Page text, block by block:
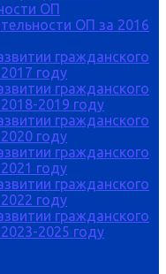
ОП
ОП за 2016
гражданского
году
гражданского
2019 году
гражданского
году
гражданского
году
гражданского
году
гражданского
2025 году